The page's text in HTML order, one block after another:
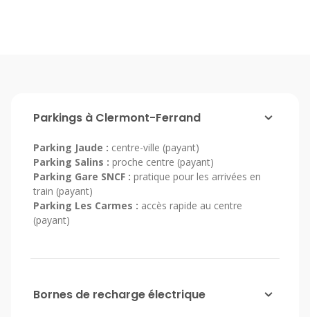
Parkings à Clermont-Ferrand
Parking Jaude : centre-ville (payant)
Parking Salins : proche centre (payant)
Parking Gare SNCF : pratique pour les arrivées en
train (payant)
Parking Les Carmes : accès rapide au centre
(payant)
Bornes de recharge électrique